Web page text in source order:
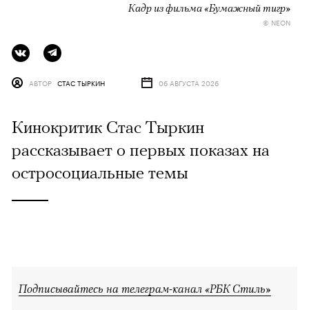
Кадр из фильма «Бумажный тигр»
© NEON
АВТОР СТАС ТЫРКИН 06 АВГУСТА 2026
Кинокритик Стас Тыркин
рассказывает о первых показах на
остросоциальные темы
Подписывайтесь на телеграм-канал «РБК Стиль»